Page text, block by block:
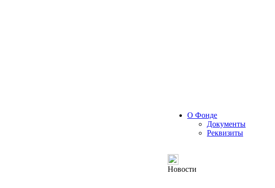
О Фонде
Документы
Реквизиты
Новости